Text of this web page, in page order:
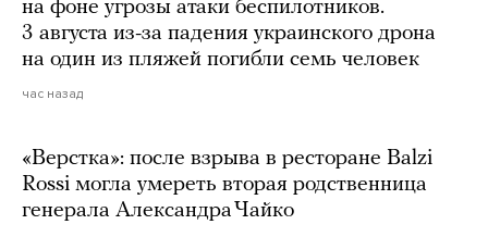
на фоне угрозы атаки беспилотников.
3 августа из-за падения украинского дрона
на один из пляжей погибли семь человек
час назад
«Верстка»: после взрыва в ресторане Balzi
Rossi могла умереть вторая родственница
генерала Александра Чайко